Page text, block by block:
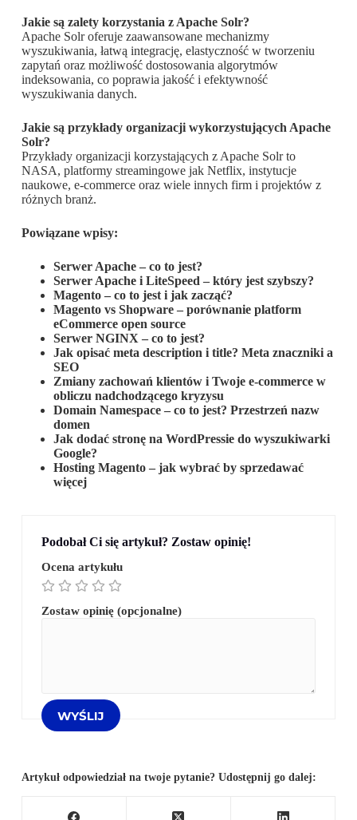
Jakie są zalety korzystania z Apache Solr?
Apache Solr oferuje zaawansowane mechanizmy
wyszukiwania, łatwą integrację, elastyczność w tworzeniu
zapytań oraz możliwość dostosowania algorytmów
indeksowania, co poprawia jakość i efektywność
wyszukiwania danych.
Jakie są przykłady organizacji wykorzystujących Apache
Solr?
Przykłady organizacji korzystających z Apache Solr to
NASA, platformy streamingowe jak Netflix, instytucje
naukowe, e-commerce oraz wiele innych firm i projektów z
różnych branż.
Powiązane wpisy:
Serwer Apache – co to jest?
Serwer Apache i LiteSpeed – który jest szybszy?
Magento – co to jest i jak zacząć?
Magento vs Shopware – porównanie platform
eCommerce open source
Serwer NGINX – co to jest?
Jak opisać meta description i title? Meta znaczniki a
SEO
Zmiany zachowań klientów i Twoje e-commerce w
obliczu nadchodzącego kryzysu
Domain Namespace – co to jest? Przestrzeń nazw
domen
Jak dodać stronę na WordPressie do wyszukiwarki
Google?
Hosting Magento – jak wybrać by sprzedawać
więcej
Podobał Ci się artykuł? Zostaw opinię!
Ocena artykułu
Zostaw opinię (opcjonalne)
Artykuł odpowiedział na twoje pytanie? Udostępnij go dalej: